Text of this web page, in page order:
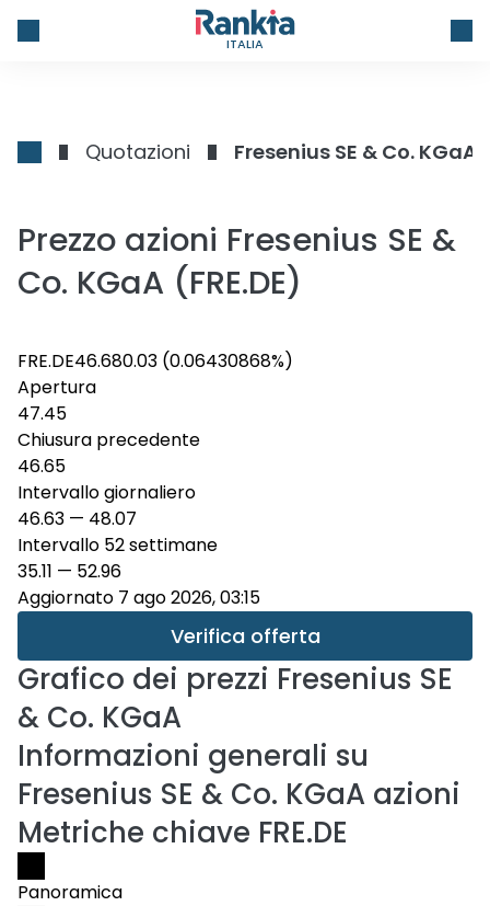
ITALIA
Quotazioni Fresenius SE & Co. KGaA
Prezzo azioni Fresenius SE &
Co. KGaA (FRE.DE)
FRE.DE46.680.03 (0.06430868%)
Apertura
47.45
Chiusura precedente
46.65
Intervallo giornaliero
46.63 — 48.07
Intervallo 52 settimane
35.11 — 52.96
Aggiornato 7 ago 2026, 03:15
Verifica offerta
Grafico dei prezzi Fresenius SE
& Co. KGaA
Informazioni generali su
Fresenius SE & Co. KGaA azioni
Metriche chiave FRE.DE
Panoramica